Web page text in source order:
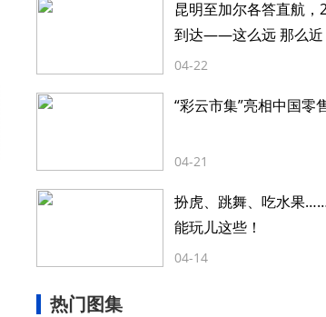
昆明至加尔各答直航，
到达——这么远 那么近
04-22
“彩云市集”亮相中国零
04-21
扮虎、跳舞、吃水果
能玩儿这些！
04-14
热门图集